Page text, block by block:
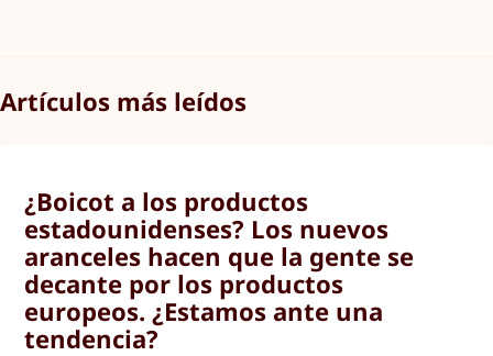
Artículos más leídos
¿Boicot a los productos
estadounidenses? Los nuevos
aranceles hacen que la gente se
decante por los productos
europeos. ¿Estamos ante una
tendencia?